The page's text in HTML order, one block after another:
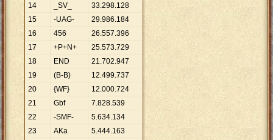
14
_SV_ 33.298.128
15
-UAG- 29.986.184
16
456 26.557.396
17
+P+N+ 25.573.729
18
END 21.702.947
19
(B-B) 12.499.737
20
{WF} 12.000.724
21
Gbf 7.828.539
22
-SMF- 5.634.134
23
AKa 5.444.163